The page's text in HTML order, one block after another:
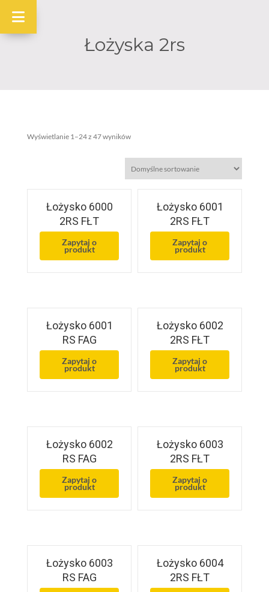
Łożyska 2rs
Wyświetlanie 1–24 z 47 wyników
Łożysko 6000
2RS FŁT
Zapytaj o
produkt
Łożysko 6001
2RS FŁT
Zapytaj o
produkt
Łożysko 6001
RS FAG
Zapytaj o
produkt
Łożysko 6002
2RS FŁT
Zapytaj o
produkt
Łożysko 6002
RS FAG
Zapytaj o
produkt
Łożysko 6003
2RS FŁT
Zapytaj o
produkt
Łożysko 6003
RS FAG
Łożysko 6004
2RS FŁT